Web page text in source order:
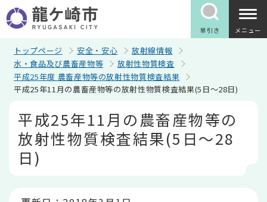
の
ペ
早引き メニュー
トップページ 安全・安心
放射線情報
水・食品及び農畜産物等
放射性物質検査
平成25年度 農畜産物等の放射性物質検査結果
平成25年11月の農畜産物等の放射性物質検査結果(5日～28日)
平成25年11月の農畜産物等の
放射性物質検査結果(5日～28
日)